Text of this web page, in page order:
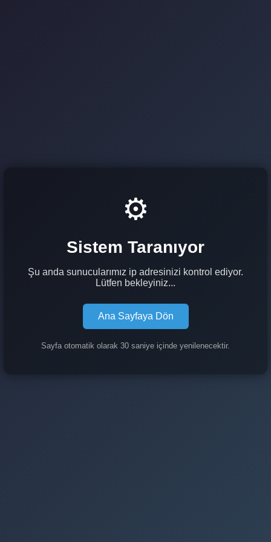
⚙️
Sistem Taranıyor
Şu anda sunucularımız ip adresinizi kontrol ediyor.
Lütfen bekleyiniz...
Ana Sayfaya Dön
Sayfa otomatik olarak 30 saniye içinde yenilenecektir.